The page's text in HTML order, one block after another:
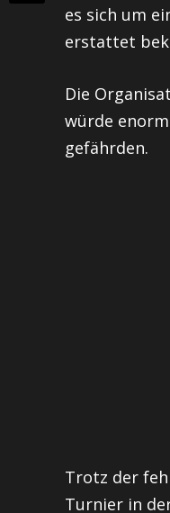
es sich um
erstattet
Die
würde
gefährden.
Trotz der
Turnier in